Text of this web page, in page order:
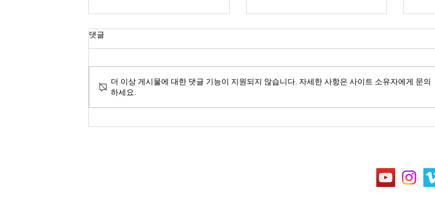
마가복음 4:12
“이것은 그들이 보기는 보아도 알
하여 자기 죄들을 용서받지 못하게
하려 함이니라 하시고” (마가복음
4:12) “주께서 가라사대 그날 후로
마음의 안식
“수고하고 무거운 짐진 자들아 다
하니 나의 멍에를 메고 내게 배우
리니 이는 내 멍에는 쉽고 내 짐은
말
치 아
영접
댓글
더 이상 게시물에 대한 댓글 기능이 지원되지 않습니다. 자세한 사항은 사이트 소유자에게 문의
하세요.